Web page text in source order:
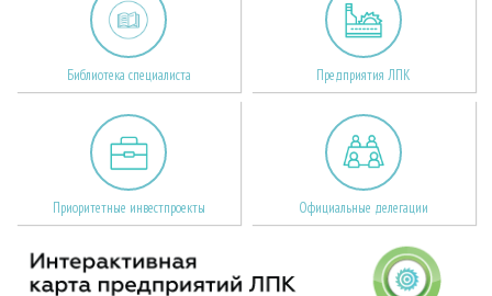
Библиотека специалиста Предприятия ЛПК
Приоритетные инвестпроекты Официальные делегации